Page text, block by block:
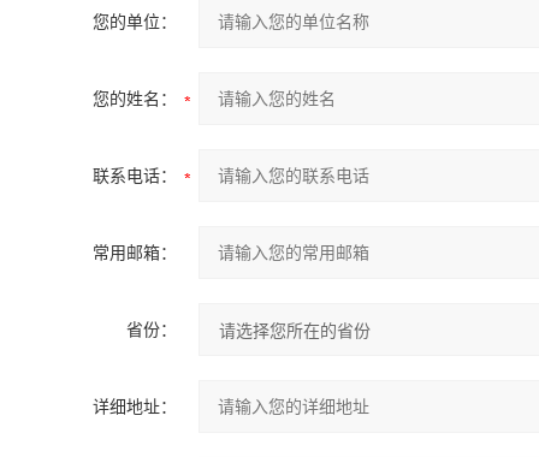
您的单位：
您的姓名：
联系电话：
常用邮箱：
省份：
详细地址：